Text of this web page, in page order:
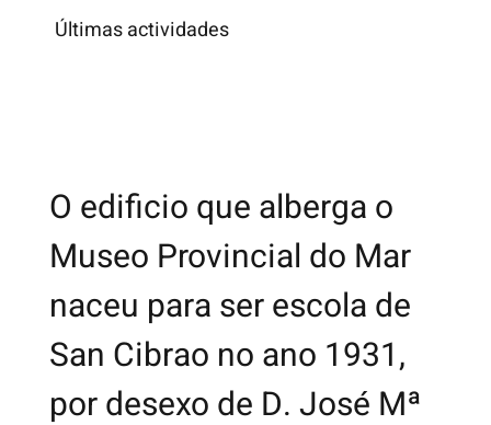
O edificio que alberga o
Museo Provincial do Mar
naceu para ser escola de
San Cibrao no ano 1931,
por desexo de D. José Mª
Últimas actividades